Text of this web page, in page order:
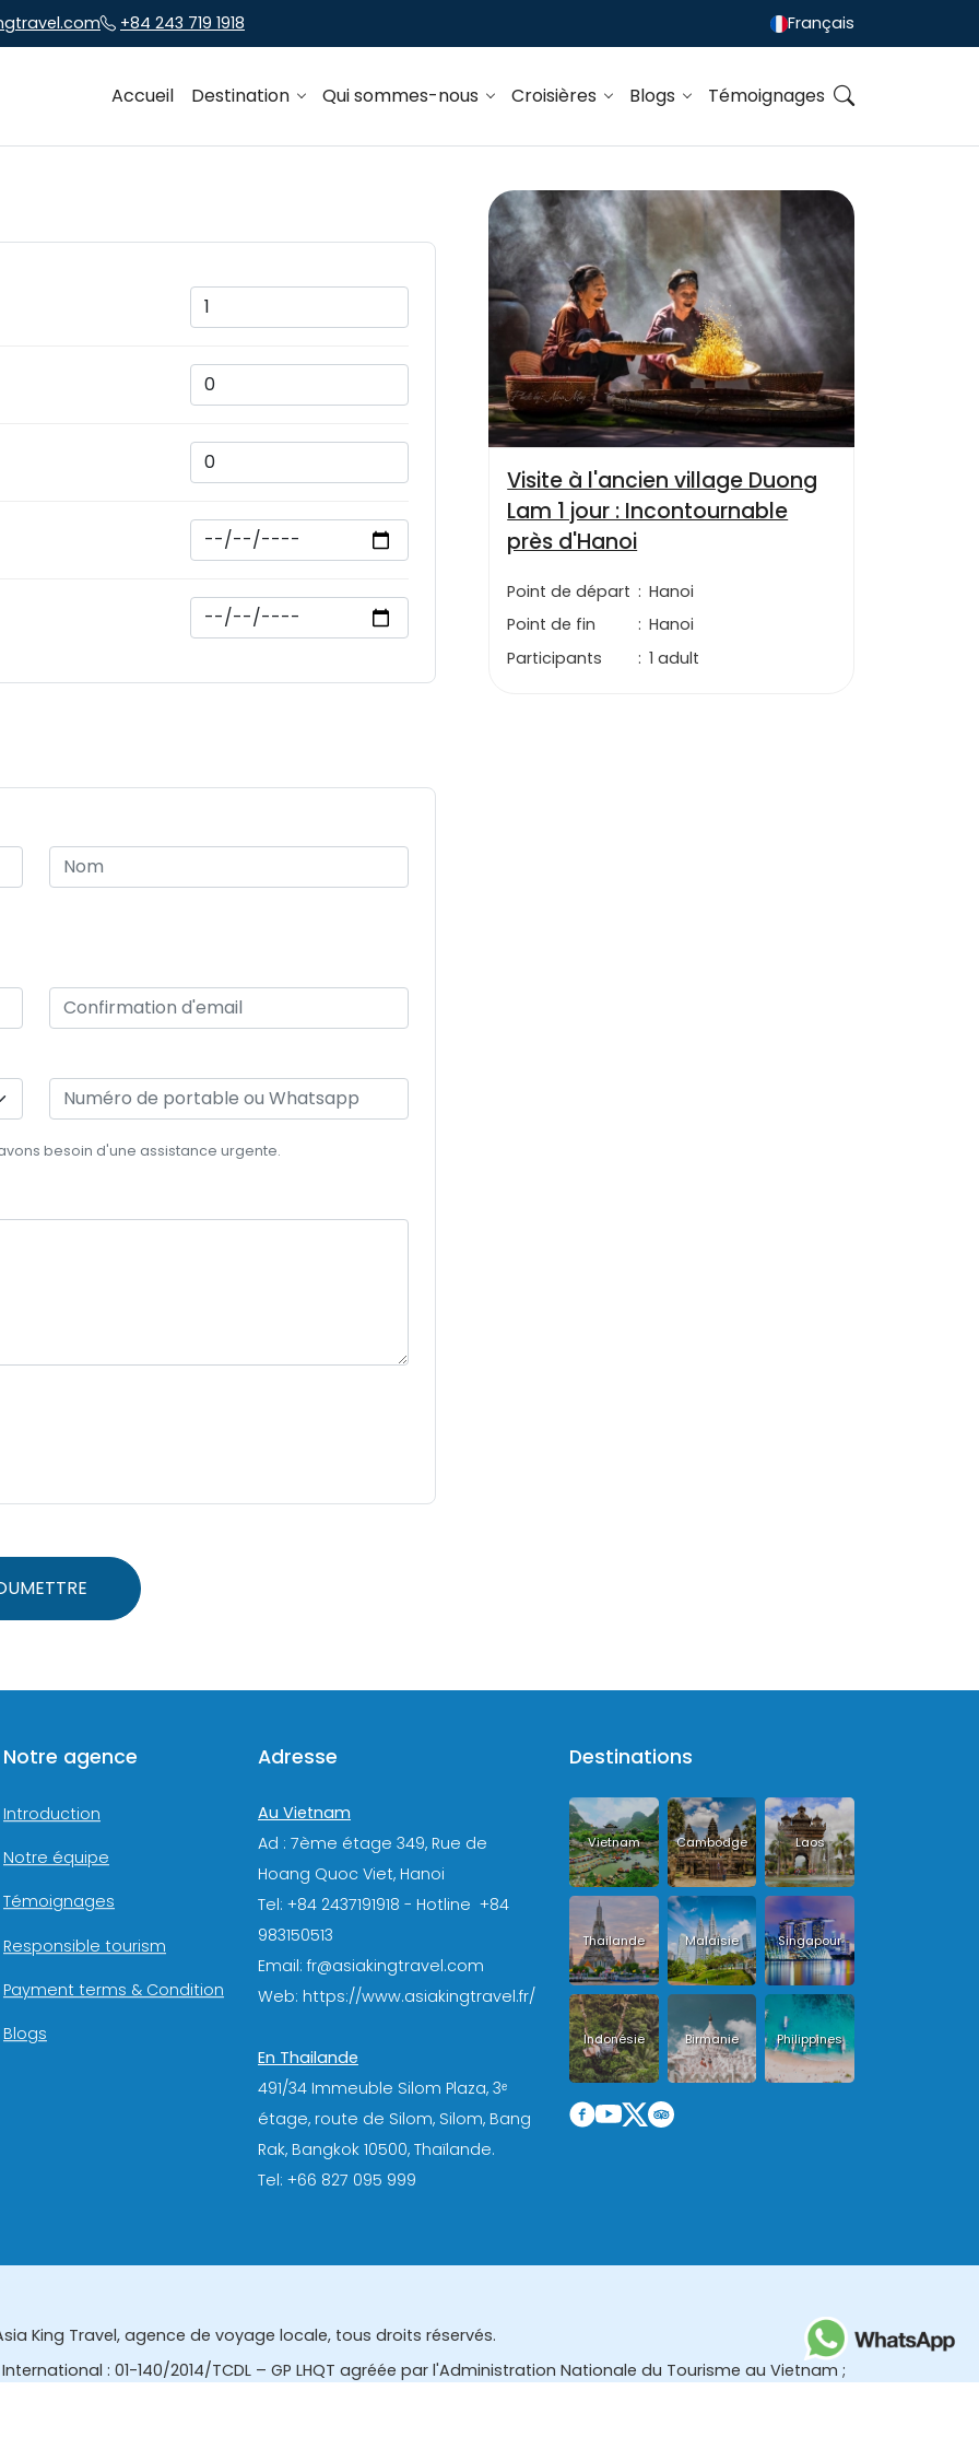
+84 243 719 1918 Français
Accueil Destination Qui sommes-nous Croisières Blogs Témoignages
besoin d'une assistance urgente.
Visite à l'ancien village Duong
Lam 1 jour : Incontournable
près d'Hanoi
Point de départ : Hanoi
Point de fin
: Hanoi
Participants
: 1 adult
Notre agence
Introduction
Notre équipe
Témoignages
Responsible tourism
Payment terms & Condition
Blogs
Adresse
Au Vietnam
Ad : 7ème étage 349, Rue de
Hoang Quoc Viet, Hanoi
Tel: +84 2437191918 - Hotline +84
983150513
Email: fr@asiakingtravel.com
Web: https://www.asiakingtravel.fr/
En Thailande
491/34 Immeuble Silom Plaza, 3ᵉ
étage, route de Silom, Silom, Bang
Rak, Bangkok 10500, Thaïlande.
Tel: +66 827 095 999
Destinations
Vietnam Cambodge Laos
Thailande Malaisie Singapour
Indonésie Birmanie Philippines
King Travel, agence de voyage locale, tous droits réservés.
: 01-140/2014/TCDL – GP LHQT agréée par l'Administration Nationale du Tourisme au Vietnam ;